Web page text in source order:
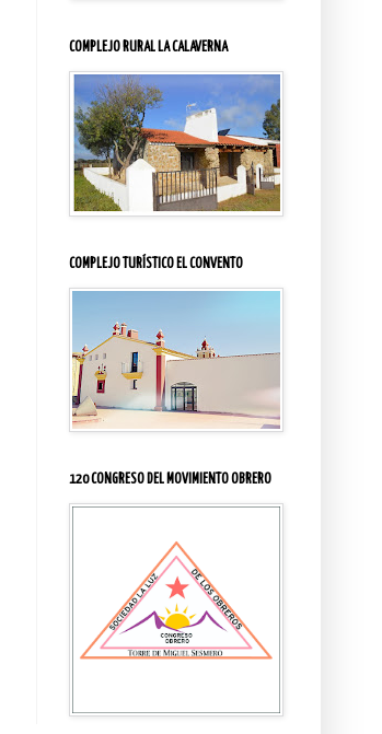
COMPLEJO RURAL LA CALAVERNA
COMPLEJO TURÍSTICO EL CONVENTO
120 CONGRESO DEL MOVIMIENTO OBRERO